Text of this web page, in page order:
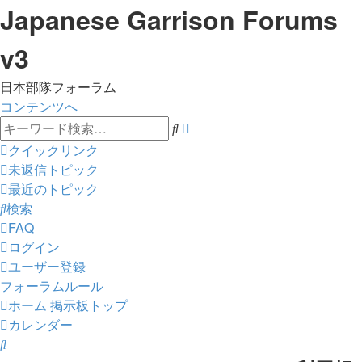
Japanese Garrison Forums
v3
日本部隊フォーラム
コンテンツへ
検
クイックリンク
未返信トピック
最近のトピック
検索
FAQ
ログイン
ユーザー登録
フォーラムルール
ホーム 掲示板トップ
カレンダー
検